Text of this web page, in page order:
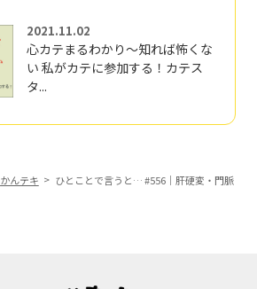
2021.11.02
心カテまるわかり～知れば怖くな
い 私がカテに参加する！カテス
タ...
かんテキ
ひとことで言うと… #556｜肝硬変・門脈